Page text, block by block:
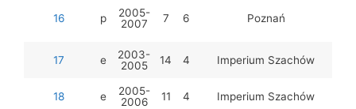
16 p
2005-
2007
7 6 Poznań
17
e
2003-
2005
14 4 Imperium Szachów
18
e
2005-
2006
11 4
Imperium Szachów